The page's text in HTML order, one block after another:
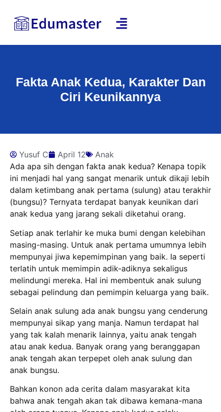
Fakta Anak Kedua, Karakter Dan
Ciri Keunikannya
Yusuf C April 12
Anak
Ada apa sih dengan fakta anak kedua? Kenapa topik
ini menjadi hal yang sangat menarik untuk dikaji lebih
dalam ketimbang anak pertama (sulung) atau terakhir
(bungsu)? Ternyata terdapat banyak keunikan dari
anak kedua yang jarang sekali diketahui orang.
Setiap anak terlahir ke muka bumi dengan kelebihan
masing-masing. Untuk anak pertama umumnya lebih
mempunyai jiwa kepemimpinan yang baik. Ia seperti
terlatih untuk memimpin adik-adiknya sekaligus
melindungi mereka. Hal ini membentuk anak sulung
sebagai pelindung dan pemimpin keluarga yang baik.
Selain anak sulung ada anak bungsu yang cenderung
mempunyai sikap yang manja. Namun terdapat hal
yang tak kalah menarik lainnya, yaitu anak tengah
atau anak kedua. Banyak orang yang beranggapan
anak tengah akan terpepet oleh anak sulung dan
anak bungsu.
Bahkan konon ada cerita dalam masyarakat kita
bahwa anak tengah akan tak dibawa kemana-mana